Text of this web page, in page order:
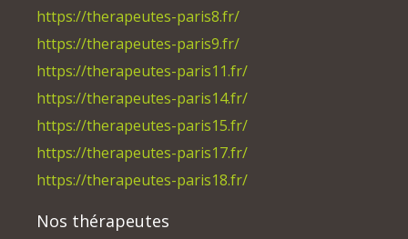
https://therapeutes-paris8.fr/
https://therapeutes-paris9.fr/
https://therapeutes-paris11.fr/
https://therapeutes-paris14.fr/
https://therapeutes-paris15.fr/
https://therapeutes-paris17.fr/
https://therapeutes-paris18.fr/
Nos thérapeutes